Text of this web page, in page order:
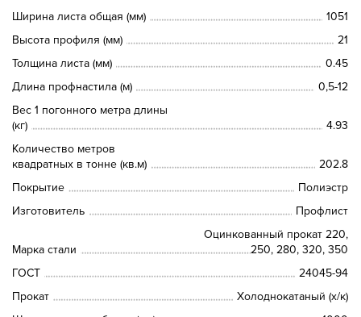
Ширина листа общая (мм)
1051
Высота профиля (мм)
21
Толщина листа (мм)
0.45
Длина профнастила (м)
0,5-12
Вес 1 погонного метра длины
(кг)
4.93
Количество метров
квадратных в тонне (кв.м)
202.8
Покрытие
Полиэстр
Изготовитель
Профлист
Марка стали
Оцинкованный прокат 220,
250, 280, 320, 350
ГОСТ
24045-94
Прокат
Холоднокатаный (х/к)